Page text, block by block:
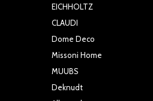
EICHHOLTZ
CLAUDI
Dome Deco
Missoni Home
MUUBS
Deknudt